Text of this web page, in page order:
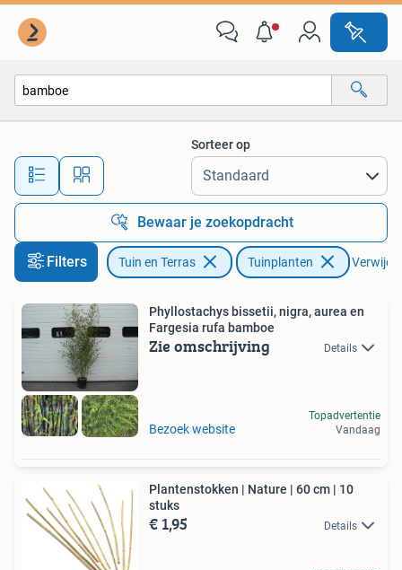
Alle afstanden…
Sorteer op
Bewaar je zoekopdracht
Filters Tuin en Terras Tuinplanten
Phyllostachys bissetii, nigra, aurea en
Fargesia rufa bamboe
Zie omschrijving Details
Bezoek website
Topadvertentie
Vandaag
Plantenstokken | Nature | 60 cm | 10
stuks
€ 1,95 Details